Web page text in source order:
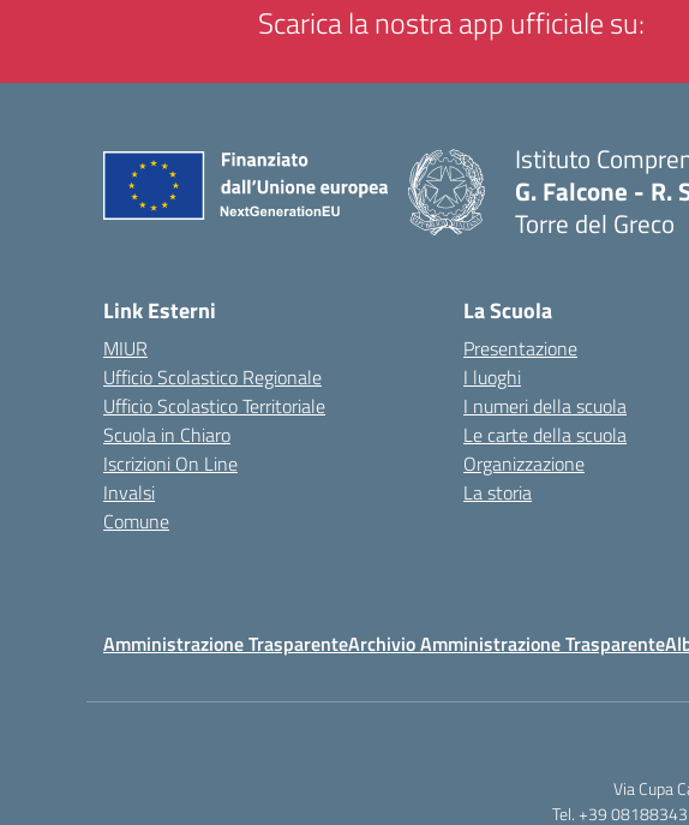
Scarica la nostra app ufficiale su:
Istituto
G. Falcone - R.
Torre del Greco
Link Esterni
MIUR
Ufficio Scolastico Regionale
Ufficio Scolastico Territoriale
Scuola in Chiaro
Iscrizioni On Line
Invalsi
Comune
La Scuola
Presentazione
I luoghi
I numeri della scuola
Le carte della scuola
Organizzazione
La storia
Amministrazione TrasparenteArchivio Amministrazione Trasparente
Via Cupa
Tel. +39